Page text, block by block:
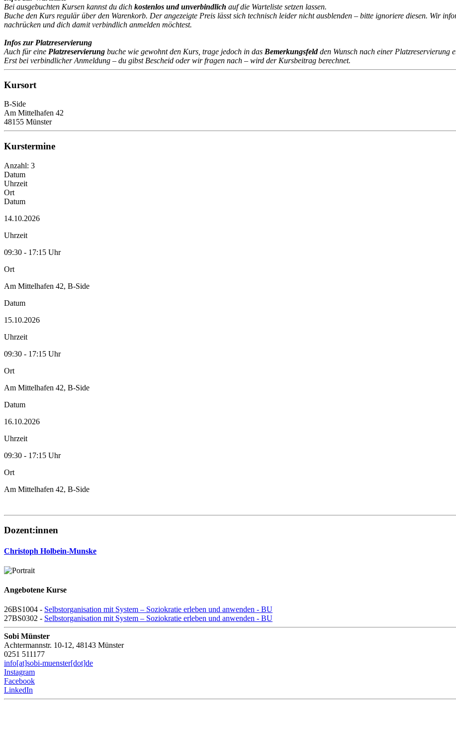
Bei ausgebuchten Kursen kannst du dich kostenlos und unverbindlich auf die Warteliste setzen lassen.
Buche den Kurs regulär über den Warenkorb. Der angezeigte Preis lässt sich technisch leider nicht ausblenden – bitte ignoriere diesen. Wir
nachrücken und dich damit verbindlich anmelden möchtest.
Infos zur Platzreservierung
Auch für eine Platzreservierung buche wie gewohnt den Kurs, trage jedoch in das Bemerkungsfeldden Wunsch nach einer Platzreservierung
Erst bei verbindlicher Anmeldung – du gibst Bescheid oder wir fragen nach – wird der Kursbeitrag berechnet.
Kursort
B-Side
Am Mittelhafen 42
48155 Münster
Kurstermine
Anzahl: 3
Datum
Uhrzeit
Ort
Datum
14.10.2026
Uhrzeit
09:30 - 17:15 Uhr
Ort
Am Mittelhafen 42, B-Side
Datum
15.10.2026
Uhrzeit
09:30 - 17:15 Uhr
Ort
Am Mittelhafen 42, B-Side
Datum
16.10.2026
Uhrzeit
09:30 - 17:15 Uhr
Ort
Am Mittelhafen 42, B-Side
Dozent:innen
Christoph Holbein-Munske
Angebotene Kurse
26BS1004 - Selbstorganisation mit System – Soziokratie erleben und anwenden - BU
27BS0302 - Selbstorganisation mit System – Soziokratie erleben und anwenden - BU
Sobi Münster
Achtermannstr. 10-12, 48143 Münster
0251 511177
info[at]sobi-muenster[dot]de
Instagram
Facebook
LinkedIn